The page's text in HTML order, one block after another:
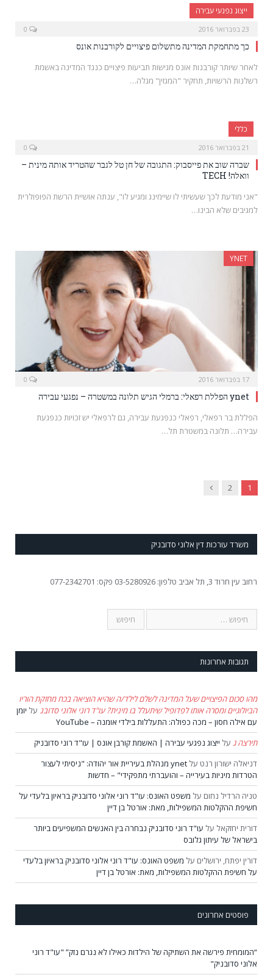
ייצוג נפגעי עבירה
23 בפברואר 2016
כך מתחמקת המדינה מתשלום פיצויים לקורבנות אונס
לאחר שיותר קורבנות אונס מגישות תביעות פיצויים כנגד המדינה באשמת
רשלנות הרשויות, תחקיר "המגזין" מגלה…
כללי
21 בפברואר 2016
שברה שוב את פייסבוק: התגובה של חן טל לגבר שהטריד אותה מינית –
וואלה! TECH
"אני מודעת לכך שעשיתי לו שיימינג ומגיע לו", ענתה אושיית הרשת הפופולרית
למגיבים שלא הבינו…
YNET
17 בפברואר 2016
ynet הפללת רפאלי: ברמלי הגיש תלונה במשטרה – נפגעי עבירה
הפללת בר רפאלי, רפאלי כנפגעת עבירה, גם לרפאלי יש זכויות כנפגעת
עבירה… תלונה במשטרת תל…
1
2
Next
משרד עורכות דין אלוני סדובניק
רחוב עין חרוד 3, תל אביב טלפון: 03-5280926 פקס: 077-2342701
תגובות אחרונות
מהו סכום הפיצויים שעל המדינה לשלם לילד/ה שהיא הוציאה בכח מחזקת הוריו
הביולוגיים ומסרה אותו לפדופיל שיתעלל בו מינית? עו"ד רוני אלוני סדובנ על יומן
עם אילה חסון – מכה כפולה: התעללות בילדי אומנה – YouTube
תירצה ג על ייצוג נפגעי עבירה | האשמת קורבן אונס | עו"ד רוני סדובניק
דניאלה ישורון רנט על
ynet מנהלת בעיריית אור יהודה: "ניסיתי לעצור
הטרדות מיניות בעירייה – והועברתי מתפקידי" – חדשות
טניה הרדיל נחום על משפט האונס: עו"ד רוני אלוני סדובניק בראיון בלעדי על
חשיפת ההקלטות המשפילות, מאת: אורטל בן דיין
דורית יחזקאל על עו"ד רוני סדובניק נבחרה בין האנשים המשפיעים ביותר
בישראל של עיתון גלובס
דורין יפתח, ירושלים על משפט האונס: עו"ד רוני אלוני סדובניק בראיון בלעדי
על חשיפת ההקלטות המשפילות, מאת: אורטל בן דיין
פוסטים אחרונים
“המומחית פירשה את השתיקה של הילדות כאילו לא נגרם נזק” "עו"ד רוני
אלוני סדובניק"